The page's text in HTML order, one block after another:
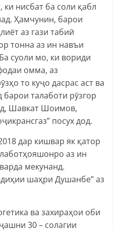
ки нисбат ба соли қабл
Ҳамчунин, барои
аз гази табиӣ
тонна аз ин навъи
суоли мо, ки вориди
омма, аз
то куҷо дасрас аст ва
талаботи рӯзгор
Шавкат Шоимов,
посух дод.
дар кишвар як қатор
аз ин
мекунанд.
шаҳри Душанбе” аз
ва захираҳои оби
30 – солагии